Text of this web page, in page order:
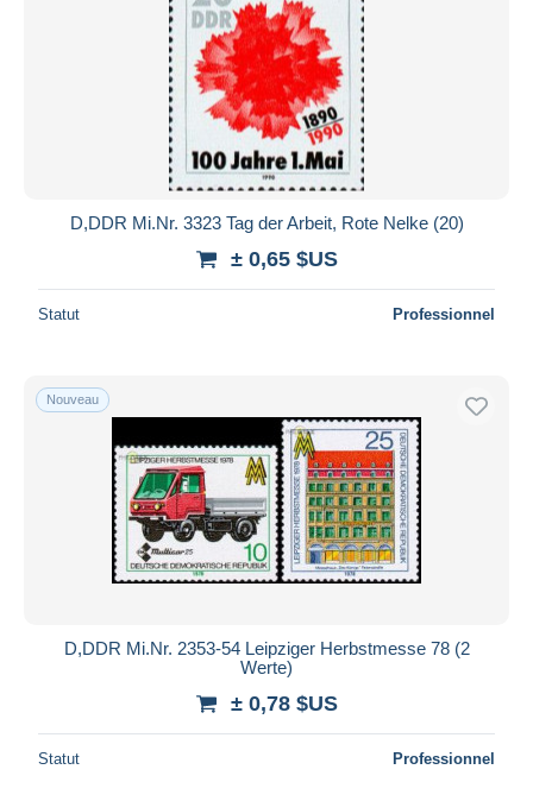
D,DDR Mi.Nr. 3323 Tag der Arbeit, Rote Nelke (20)
± 0,65 $US
Statut Professionnel
Nouveau
D,DDR Mi.Nr. 2353-54 Leipziger Herbstmesse 78 (2
Werte)
± 0,78 $US
Statut Professionnel